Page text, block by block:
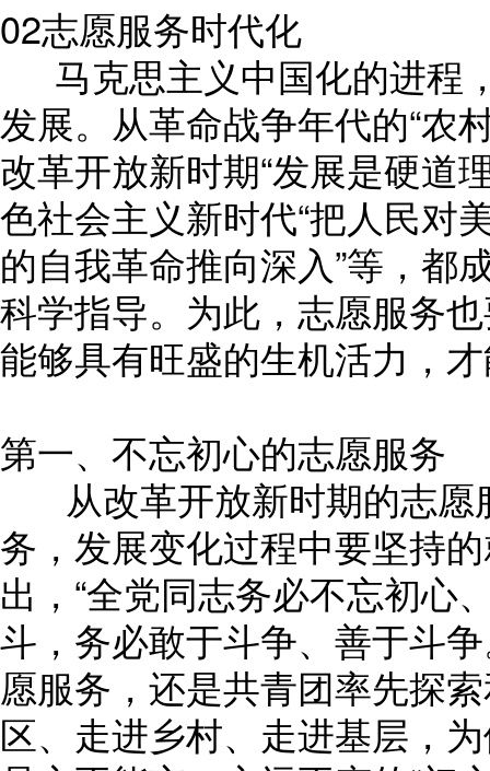
02志愿服务时代化
马克思主义中国化的进程
发展。从革命战争年代的“农
改革开放新时期“发展是硬道
色社会主义新时代“把人民对
的自我革命推向深入”等，都
科学指导。为此，志愿服务
能够具有旺盛的生机活力，
第一、不忘初心的志愿服务
从改革开放新时期的志愿
务，发展变化过程中要坚持
出，“全党同志务必不忘初心
斗，务必敢于斗争、善于斗
愿服务，还是共青团率先探
区、走进乡村、走进基层，